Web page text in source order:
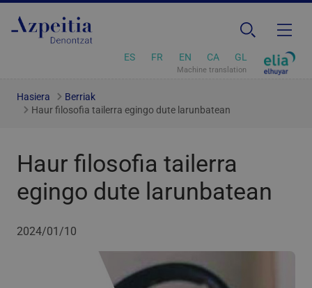
ES FR EN CA GL
Machine translation
Hasiera
Berriak
Haur filosofia tailerra egingo dute larunbatean
Haur filosofia tailerra
egingo dute larunbatean
2024/01/10